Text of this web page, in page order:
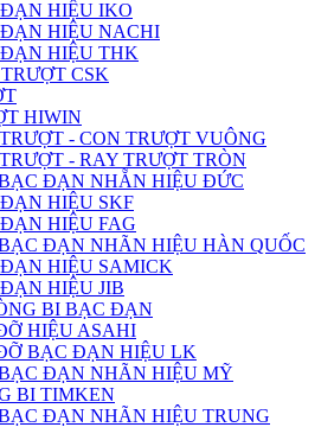
HIỆU IKO
HIỆU NACHI
HIỆU THK
CSK
HIWIN
- CON TRƯỢT VUÔNG
- RAY TRƯỢT TRÒN
ĐẠN NHẴN HIỆU ĐỨC
HIỆU SKF
HIỆU FAG
ĐẠN NHÃN HIỆU HÀN QUỐC
HIỆU SAMICK
HIỆU JIB
BI BẠC ĐẠN
HIỆU ASAHI
BẠC ĐẠN HIỆU LK
ĐẠN NHÃN HIỆU MỸ
BI TIMKEN
ĐẠN NHÃN HIỆU TRUNG